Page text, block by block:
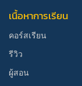
เนื้อหาการเรียน
คอร์สเรียน
รีวิว
ผู้สอน